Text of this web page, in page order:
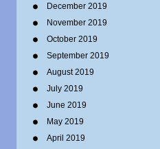
December 2019
November 2019
October 2019
September 2019
August 2019
July 2019
June 2019
May 2019
April 2019